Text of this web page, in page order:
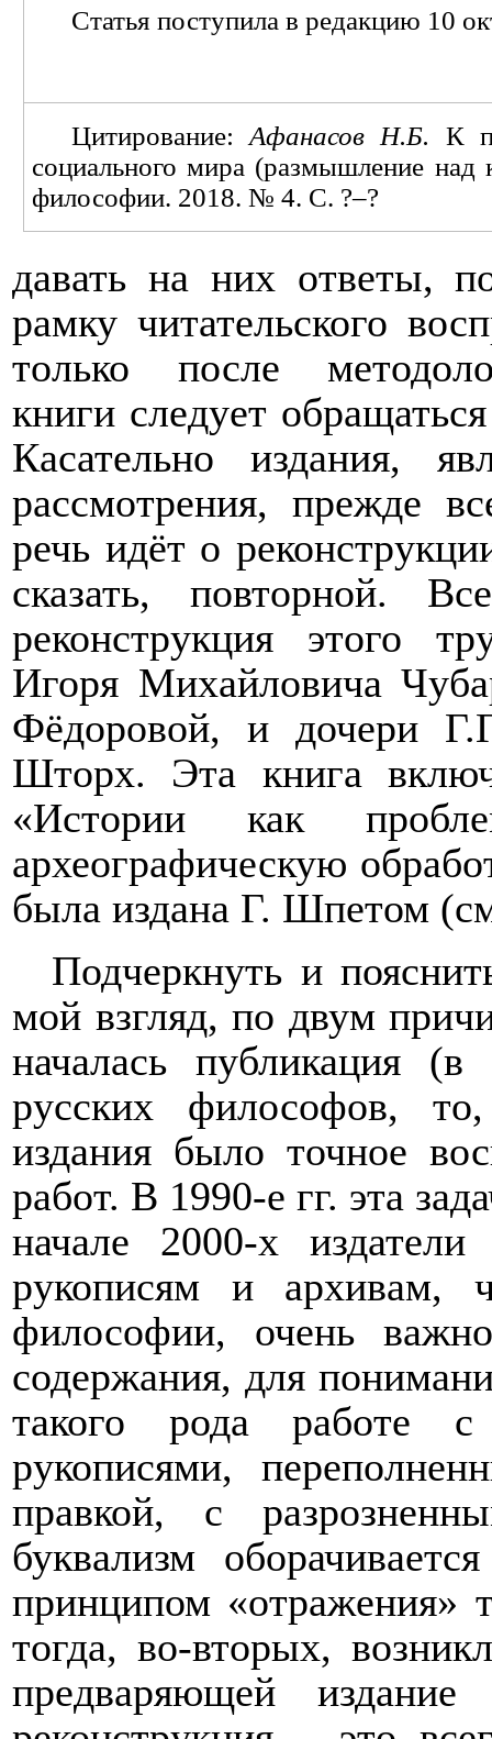
Статья поступила в редакцию 10
Цитирование:Афанасов Н.Б. К
социального мира (размышление над
философии. 2018. № 4. С. ?–?
давать на них ответы,
рамку читательского
только после
книги следует
Касательно издания,
рассмотрения, прежде
речь идёт о
сказать, повторной.
реконструкция этого
Игоря Михайловича
Фёдоровой, и дочери
Шторх. Эта книга
«Истории как
археографическую
была издана Г. Шпетом
Подчеркнуть и
мой взгляд, по двум
началась публикация (в
русских философов,
издания было точное
работ. В 1990-е гг. эта
начале 2000-х
рукописям и архивам,
философии, очень
содержания, для
такого рода работе
рукописями,
правкой, с
буквализм
принципом «отражения»
тогда, во-вторых,
предваряющей